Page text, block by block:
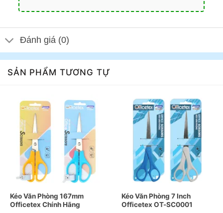
Đánh giá (0)
SẢN PHẨM TƯƠNG TỰ
Kéo Văn Phòng 167mm
Officetex Chính Hãng
Kéo Văn Phòng 7 Inch
Officetex OT-SC0001